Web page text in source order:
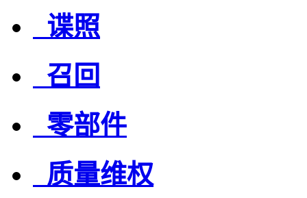
谍照
召回
零部件
质量维权